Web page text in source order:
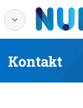
Kontakt